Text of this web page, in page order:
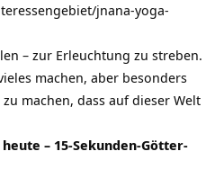
jnana-yoga-
– zur Erleuchtung zu streben.
machen, aber besonders
machen, dass auf dieser Welt
– 15-Sekunden-Götter-